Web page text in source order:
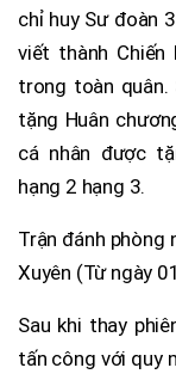
chỉ huy Sư đoàn
viết thành Chiến
trong toàn
tặng Huân
cá nhân được
hạng 2 hạng 3.
Trận đánh phòng
Xuyên (Từ ngày
Sau khi thay
tấn công với quy